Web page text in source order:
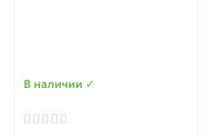
В наличии ✓